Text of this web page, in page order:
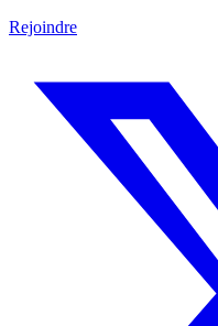
Rejoindre